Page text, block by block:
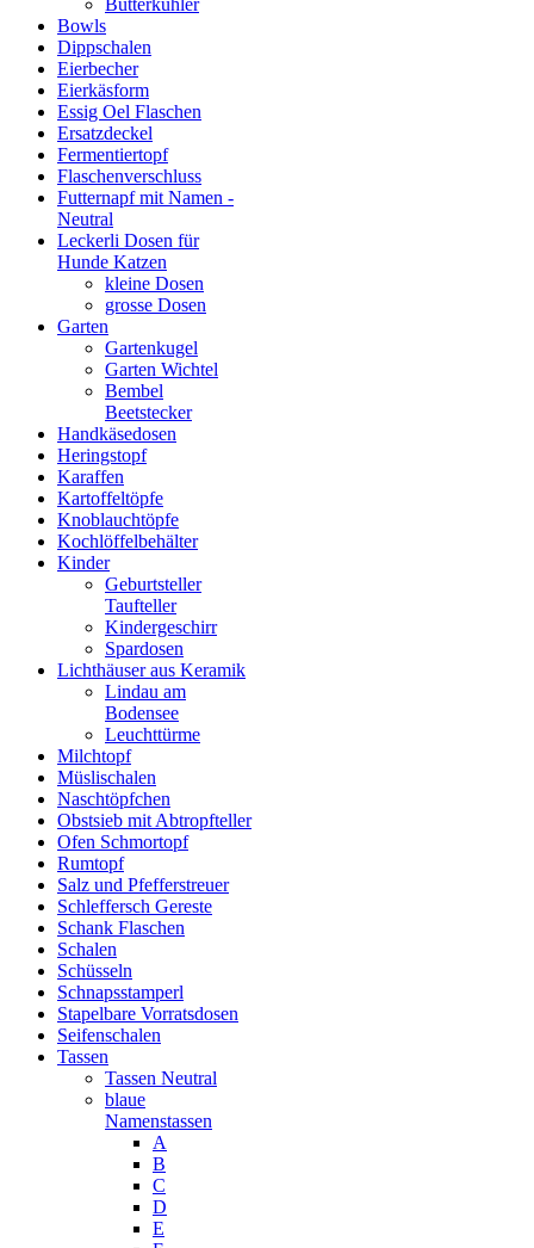
Butterkühler
Bowls
Dippschalen
Eierbecher
Eierkäsform
Essig Oel Flaschen
Ersatzdeckel
Fermentiertopf
Flaschenverschluss
Futternapf mit Namen -
Neutral
Leckerli Dosen für
Hunde Katzen
kleine Dosen
grosse Dosen
Garten
Gartenkugel
Garten Wichtel
Bembel
Beetstecker
Handkäsedosen
Heringstopf
Karaffen
Kartoffeltöpfe
Knoblauchtöpfe
Kochlöffelbehälter
Kinder
Geburtsteller
Taufteller
Kindergeschirr
Spardosen
Lichthäuser aus Keramik
Lindau am
Bodensee
Leuchttürme
Milchtopf
Müslischalen
Naschtöpfchen
Obstsieb mit Abtropfteller
Ofen Schmortopf
Rumtopf
Salz und Pfefferstreuer
Schleffersch Gereste
Schank Flaschen
Schalen
Schüsseln
Schnapsstamperl
Stapelbare Vorratsdosen
Seifenschalen
Tassen
Tassen Neutral
blaue
Namenstassen
A
B
C
D
E